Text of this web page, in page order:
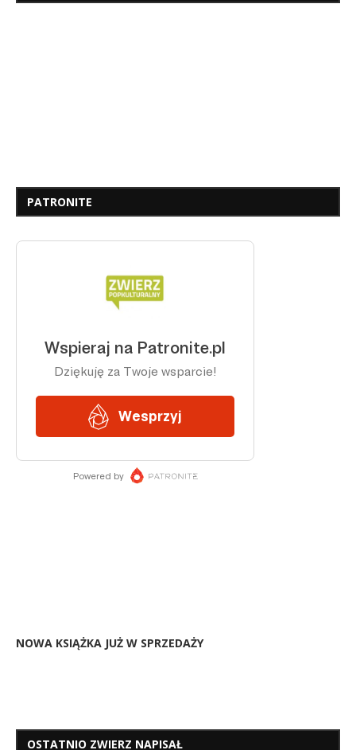
PATRONITE
NOWA KSIĄŻKA JUŻ W SPRZEDAŻY
OSTATNIO ZWIERZ NAPISAŁ